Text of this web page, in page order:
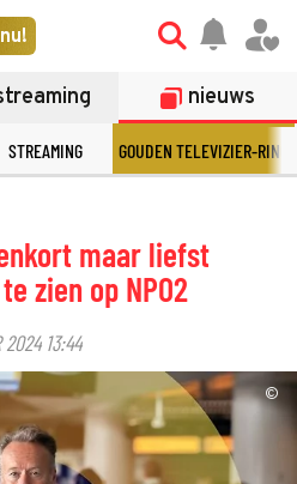
nieuws
STREAMING GOUDEN TELEVIZIER-RING
maar liefst
zien op NPO2
2024 13:44
©